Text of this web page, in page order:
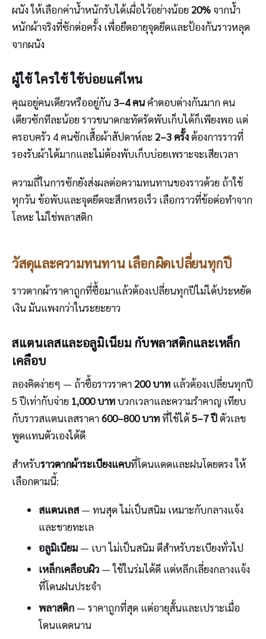
ผนัง ให้เลือกค่าน้ำหนักรับได้เผื่อไว้อย่างน้อย20% จากน้ำ
หนักผ้าจริงที่ซักต่อครั้ง เพื่อยืดอายุจุดยึดและป้องกันราวหลุด
จากผนัง
ผู้ใช้ ใครใช้ ใช้บ่อยแค่ไหน
คุณอยู่คนเดียวหรืออยู่กัน 3–4 คนคำตอบต่างกันมาก คน
เดียวซักทีละน้อย ราวขนาดกะทัดรัดพับเก็บได้ก็เพียงพอ แต่
ครอบครัว 4 คนซักเสื้อผ้าสัปดาห์ละ 2–3 ครั้งต้องการราวที่
รองรับผ้าได้มากและไม่ต้องพับเก็บบ่อยเพราะจะเสียเวลา
ความถี่ในการซักยังส่งผลต่อความทนทานของราวด้วย ถ้าใช้
ทุกวัน ข้อพับและจุดยึดจะสึกหรอเร็ว เลือกราวที่ข้อต่อทำจาก
โลหะ ไม่ใช่พลาสติก
วัสดุและความทนทาน เลือกผิดเปลี่ยนทุกปี
ราวตากผ้าราคาถูกที่ซื้อมาแล้วต้องเปลี่ยนทุกปีไม่ได้ประหยัด
เงิน มันแพงกว่าในระยะยาว
สแตนเลสและอลูมิเนียม กับพลาสติกและเหล็ก
เคลือบ
ลองคิดง่ายๆ — ถ้าซื้อราวราคา200 บาท แล้วต้องเปลี่ยนทุกปี
5 ปีเท่ากับจ่าย 1,000 บาทบวกเวลาและความรำคาญ เทียบ
กับราวสแตนเลสราคา600–800 บาทที่ใช้ได้5–7 ปีตัวเลข
พูดแทนตัวเองได้ดี
สำหรับราวตากผ้าระเบียงแคบที่โดนแดดและฝนโดยตรง ให้
เลือกตามนี้:
สแตนเลส— ทนสุด ไม่เป็นสนิม เหมาะกับกลางแจ้ง
และชายทะเล
อลูมิเนียม— เบา ไม่เป็นสนิม ดีสำหรับระเบียงทั่วไป
เหล็กเคลือบผิว— ใช้ในร่มได้ดี แต่หลีกเลี่ยงกลางแจ้ง
ที่โดนฝนประจำ
พลาสติก— ราคาถูกที่สุด แต่อายุสั้นและเปราะเมื่อ
โดนแดดนาน